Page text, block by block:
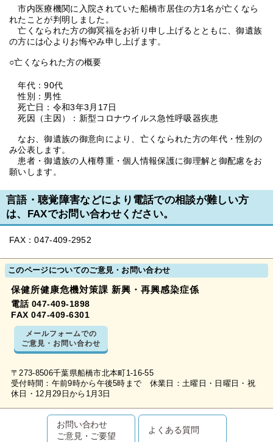
市内医療機関に入院されていた船橋市居住の方1名が亡くなら
れたことが判明しました。
亡くなられた方の御冥福をお祈り申し上げるとともに、御遺族
の方には心よりお悔やみ申し上げます。
○亡くなられた方の概要
年代：90代
性別：男性
死亡日：令和3年3月17日
死因（主因）：新型コロナウイルス急性呼吸器疾患
なお、御遺族の御意向により、亡くなられた方の年代・性別の
み公表します。
患者・御遺族の人権尊重・個人情報保護に御理解と御配慮をお
願いします。
言語・聴覚障害などにより電話での相談が難しい方
は、FAXでお問い合わせください。
FAX：047-409-2952
このページについてのご意見・お問い合わせ
保健所健康危機対策課 新興・再興感染症係
電話 047-409-1898
FAX 047-409-6301
メールフォームでの
ご意見・お問い合わせ
〒273-8506千葉県船橋市北本町1-16-55
受付時間：午前9時から午後5時まで 休業日：土曜日・日曜日・祝
休日・12月29日から1月3日
お問い合わせ
ご意見・ご要望
よくある質問